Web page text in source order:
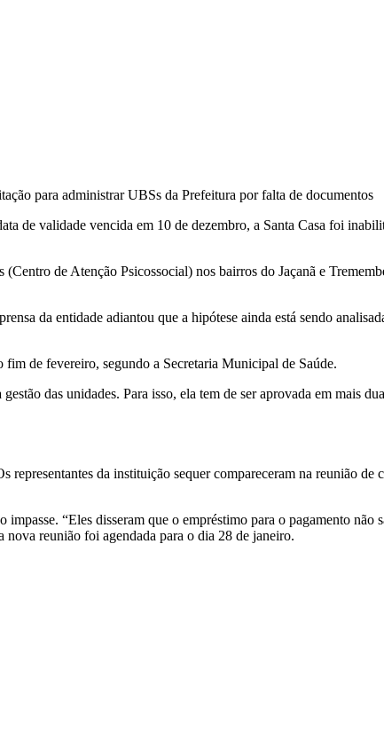
para administrar UBSs da Prefeitura por falta de documentos
de validade vencida em 10 de dezembro, a Santa Casa foi
de Atenção Psicossocial) nos bairros do Jaçanã e
da entidade adiantou que a hipótese ainda está sendo
de fevereiro, segundo a Secretaria Municipal de Saúde.
das unidades. Para isso, ela tem de ser aprovada em mais
representantes da instituição sequer compareceram na reunião
“Eles disseram que o empréstimo para o pagamento
reunião foi agendada para o dia 28 de janeiro.